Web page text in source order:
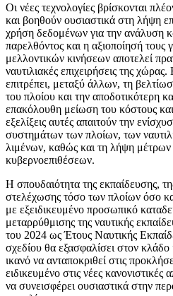
Οι νέες τεχνολογίες βρίσκονται
και βοηθούν ουσιαστικά στη λήψη
χρήση δεδομένων για την ανάλυση
παρελθόντος και η αξιοποίησή τους
μελλοντικών κινήσεων αποτελεί
ναυτιλιακές επιχειρήσεις της
επιτρέπει, μεταξύ άλλων, τη
του πλοίου και την αποδοτικότερη
επακόλουθη μείωση του κόστους
εξελίξεις αυτές απαιτούν την
συστημάτων των πλοίων, των
λιμένων, καθώς και τη λήψη μέτρων
κυβερνοεπιθέσεων.
Η σπουδαιότητα της εκπαίδευσης,
στελέχωσης τόσο των πλοίων όσο
με εξειδικευμένο προσωπικό
μεταρρύθμισης της ναυτικής
του 2024 ως Έτους Ναυτικής
σχεδίου θα εξασφαλίσει στον
ικανό να ανταποκριθεί στις
ειδικευμένο στις νέες
να συνεισφέρει ουσιαστικά στην